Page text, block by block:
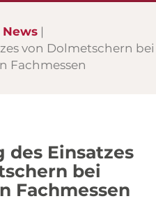
News
von Dolmetschern bei
Fachmessen
des Einsatzes
bei
Fachmessen